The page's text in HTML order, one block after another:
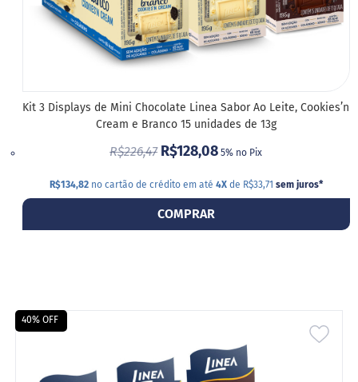
Kit 3 Displays de Mini Chocolate Linea Sabor Ao Leite, Cookies’n
Cream e Branco 15 unidades de 13g
R$226,47 R$128,08 5% no Pix
R$134,82no cartão de crédito em até 4Xde R$33,71 sem juros*
COMPRAR
40% OFF